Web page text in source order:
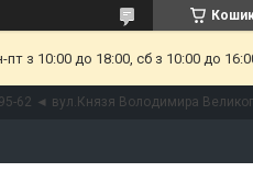
з 10:00 до 18:00, сб з 10:00 до
62 ◄ вул.Князя Володимира